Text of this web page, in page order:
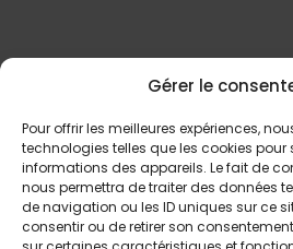
Gérer le
Pour offrir les meilleures expériences,
technologies telles que les cookies
informations des appareils. Le fait de
nous permettra de traiter des données
de navigation ou les ID uniques sur ce
consentir ou de retirer son
SUIVEZ-